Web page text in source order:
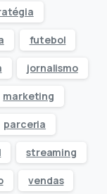
futebol
jornalismo
marketing
parceria
streaming
vendas